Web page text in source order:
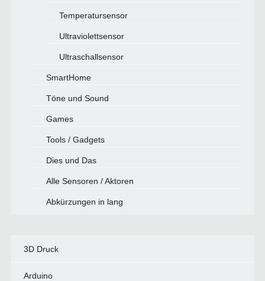
Temperatursensor
Ultraviolettsensor
Ultraschallsensor
SmartHome
Töne und Sound
Games
Tools / Gadgets
Dies und Das
Alle Sensoren / Aktoren
Abkürzungen in lang
3D Druck
Arduino